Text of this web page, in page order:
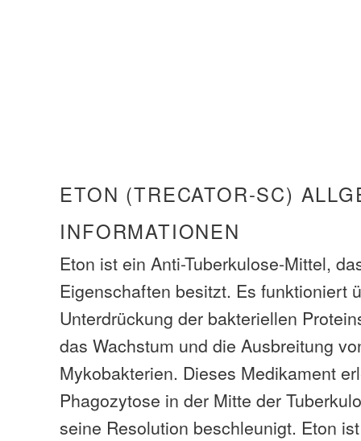
ETON (TRECATOR-SC)
INFORMATIONEN
Eton ist ein Anti-Tuberkulose-Mittel,
Eigenschaften besitzt. Es funktioniert
Unterdrückung der bakteriellen
das Wachstum und die Ausbreitung
Mykobakterien. Dieses Medikament
Phagozytose in der Mitte der
seine Resolution beschleunigt. Eton